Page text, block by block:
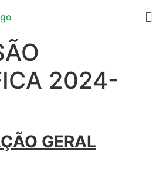
2024-
GERAL